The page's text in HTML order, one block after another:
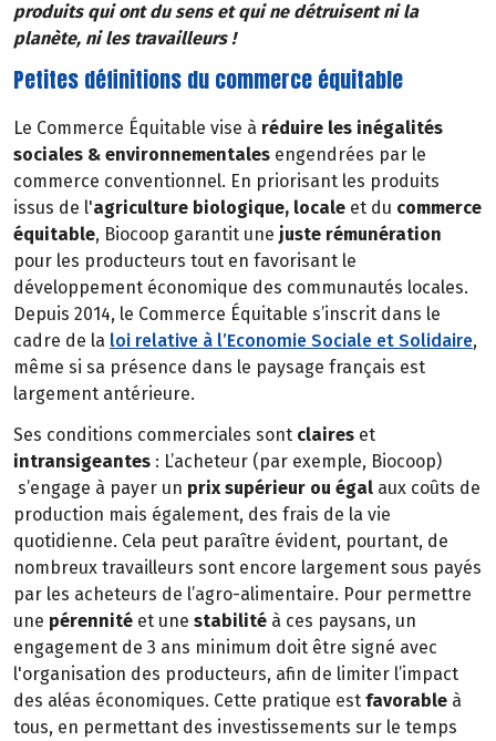
produits qui ont du sens et qui ne détruisent ni la
planète, ni les travailleurs !
Petites définitions du commerce équitable
Le Commerce Équitable vise à réduire les inégalités
sociales & environnementales engendrées par le
commerce conventionnel. En priorisant les produits
issus de l'agriculture biologique, locale et du commerce
équitable, Biocoop garantit une juste rémunération
pour les producteurs tout en favorisant le
développement économique des communautés locales.
Depuis 2014, le Commerce Équitable s’inscrit dans le
cadre de la loi relative à l’Economie Sociale et Solidaire,
même si sa présence dans le paysage français est
largement antérieure.
Ses conditions commerciales sont claires et
intransigeantes : L’acheteur (par exemple, Biocoop)
s’engage à payer un prix supérieur ou égal aux coûts de
production mais également, des frais de la vie
quotidienne. Cela peut paraître évident, pourtant, de
nombreux travailleurs sont encore largement sous payés
par les acheteurs de l’agro-alimentaire. Pour permettre
une pérennité et une stabilité à ces paysans, un
engagement de 3 ans minimum doit être signé avec
l'organisation des producteurs, afin de limiter l’impact
des aléas économiques. Cette pratique est favorable à
tous, en permettant des investissements sur le temps